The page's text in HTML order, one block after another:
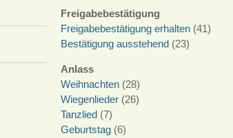
Freigabebestätigung
Freigabebestätigung erhalten (41)
Bestätigung ausstehend (23)
Anlass
Weihnachten (28)
Wiegenlieder (26)
Tanzlied (7)
Geburtstag (6)